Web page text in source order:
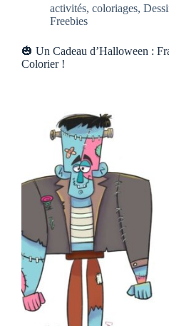
activités, coloriages,
Freebies
🎃 Un Cadeau d’Halloween :
Colorier !